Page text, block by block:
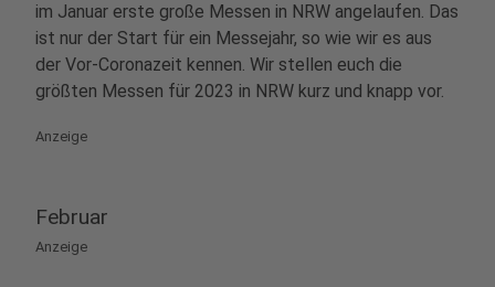
im Januar erste große Messen in NRW angelaufen. Das
ist nur der Start für ein Messejahr, so wie wir es aus
der Vor-Coronazeit kennen. Wir stellen euch die
größten Messen für 2023 in NRW kurz und knapp vor.
Anzeige
Februar
Anzeige